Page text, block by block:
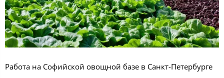
Работа на Софийской овощной базе в Санкт-Петербурге